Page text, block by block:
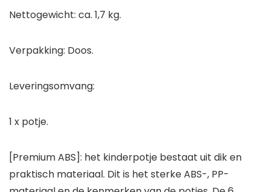
Nettogewicht: ca. 1,7 kg.
Verpakking: Doos.
Leveringsomvang:
1 x potje.
[Premium ABS]: het kinderpotje bestaat uit dik en
praktisch materiaal. Dit is het sterke ABS-, PP-